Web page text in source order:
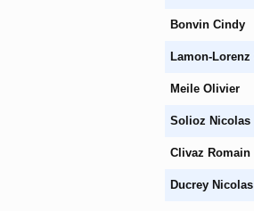
Bonvin Cindy
Lamon-Lorenz
Meile Olivier
Solioz Nicolas
Clivaz Romain
Ducrey Nicolas